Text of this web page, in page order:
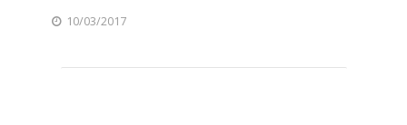
10/03/2017